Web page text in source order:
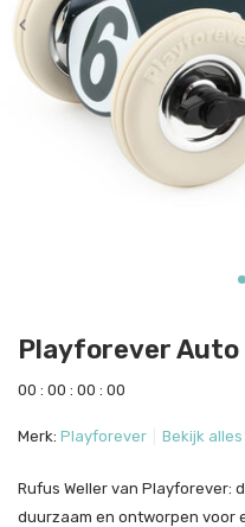
Playforever Auto
00 : 00 : 00 : 00
Merk: Playforever Bekijk
Rufus Weller van Playforever:
duurzaam en ontworpen voor